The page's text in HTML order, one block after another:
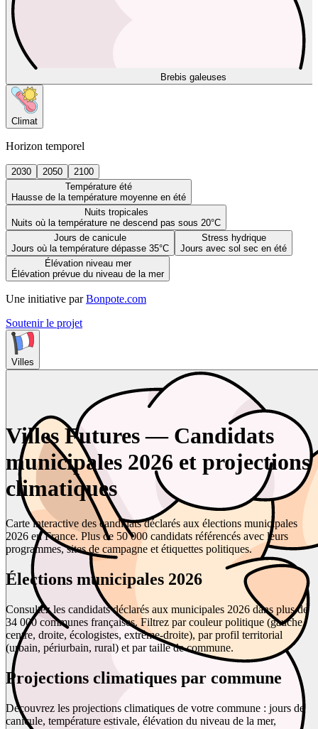
Brebis galeuses
Climat
Horizon temporel
2030 2050
2100
Température été
Hausse de la température moyenne en été
Nuits tropicales
Nuits où la température ne descend pas sous 20°C
Jours de canicule
Jours où la température dépasse 35°C
Stress hydrique
Jours avec sol sec en été
Élévation niveau mer
Élévation prévue du niveau de la mer
Une initiative par Bonpote.com
Soutenir le projet
Villes
Villes Futures — Candidats
municipales 2026 et projections
climatiques
Carte interactive des candidats déclarés aux élections municipales
2026 en France. Plus de 50 000 candidats référencés avec leurs
programmes, sites de campagne et étiquettes politiques.
Élections municipales 2026
Consultez les candidats déclarés aux municipales 2026 dans plus de
34 000 communes françaises. Filtrez par couleur politique (gauche,
centre, droite, écologistes, extrême-droite), par profil territorial
(urbain, périurbain, rural) et par taille de commune.
Projections climatiques par commune
Découvrez les projections climatiques de votre commune : jours de
canicule, température estivale, élévation du niveau de la mer,